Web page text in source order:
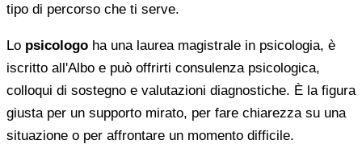
tipo di percorso che ti serve.
Lo psicologo ha una laurea magistrale in psicologia, è
iscritto all'Albo e può offrirti consulenza psicologica,
colloqui di sostegno e valutazioni diagnostiche. È la figura
giusta per un supporto mirato, per fare chiarezza su una
situazione o per affrontare un momento difficile.